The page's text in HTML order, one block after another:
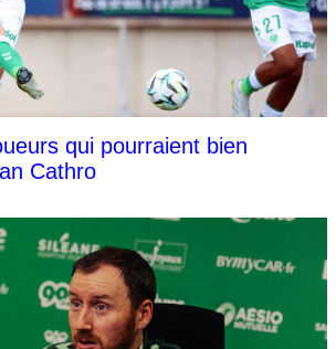
qui pourraient bien
Cathro